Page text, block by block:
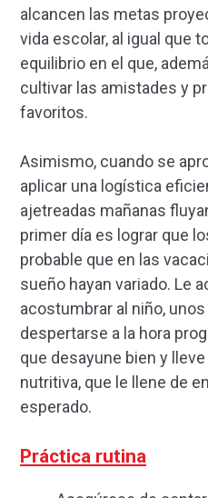
alcancen las metas
vida escolar, al igual que
equilibrio en el que,
cultivar las amistades y
favoritos.
Asimismo, cuando se
aplicar una logística
ajetreadas mañanas
primer día es lograr que
probable que en las
sueño hayan variado. Le
acostumbrar al niño,
despertarse a la hora
que desayune bien y
nutritiva, que le llene de
esperado.
Práctica rutina